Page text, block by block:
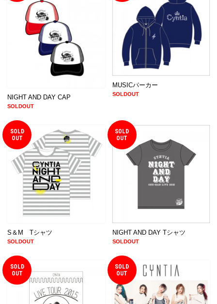
NIGHT AND DAY CAP
SOLDOUT
MUSICパーカー
SOLDOUT
SOLD
OUT
S＆M Tシャツ
SOLDOUT
SOLD
OUT
NIGHT AND DAY Tシャツ
SOLDOUT
SOLD
OUT
SOLD
OUT